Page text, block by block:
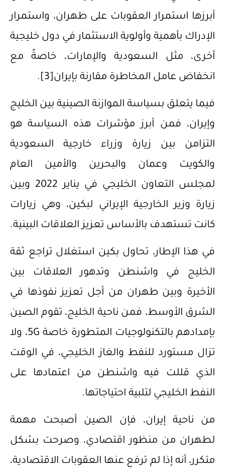
أبرزها استمرار العقوبات على طهران، واستمرار
الإدراك بأهمية وأولوية الاستثمار في دول خليجية
أخرى، مثل السعودية والإمارات، خاصةً مع
انخفاض عامل المخاطرة مقارنة بإيران[3]
.
‌فيما يتعلق بسياسة الموازنة الصينية بين الخليج
وإيران، فمن أبرز مؤشرات هذه السياسة هو
التزامن بين زيارة وزراء خارجية السعودية
والكويت وعمان والبحرين والأمين العام
لمجلس التعاون الخليجي في يناير 2022 وبين
زيارة وزير الخارجية الإيراني لبكين، وهي زيارات
كانت تستهدف بالأساس تعزيز العلاقات البينية.
‌في هذا الإطار، تحاول بكين استغلال تراجع ثقة
الخليج في واشنطن وتدهور العلاقات بين
الأخيرة وبين طهران من أجل تعزيز نفوذها في
الشرق الأوسط، فمن ناحية الخليج، تقوم الصين
بإمدادهم بالتكنولوجيات المتطورة خاصة 5G، ولا
تزال مستورد للنفط والغاز الخليجي، في الوقت
الذي قللت فيه واشنطن من اعتمادها على
النفط الخليجي لتلبية احتياجاتها.
‌من ناحية إيران، فإن الصين أصبحت مهمة
لطهران من منظور اقتصادي، وصرحت بشكل
متكرر، أنه إذا لم ترفع عنها العقوبات الاقتصادية،